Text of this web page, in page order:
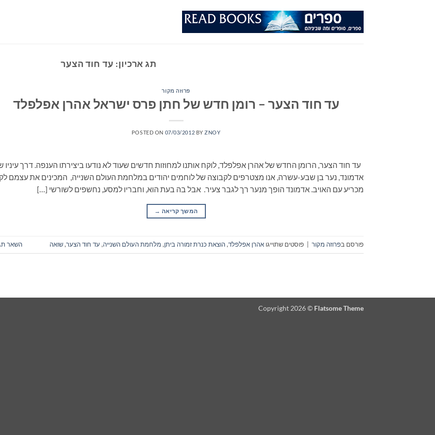
תג ארכיון: עד חוד הצער
פרוזה מקור
עד חוד הצער – רומן חדש של חתן פרס ישראל אהרן אפלפלד
POSTED ON 07/03/2012 BYZNOY
עד חוד הצער, הרומן החדש של אהרן אפלפלד, לוקח אותנו למחוזות חדשים שעוד לא נודעו ביצירתו הענפה. דרך עיניו
אדמונד, נער בן שבע-עשרה, אנו מצטרפים לקבוצה של לוחמים יהודים במלחמת העולם השנייה, המכינים את עצמם
מכריע עם האויב. אדמונד הופך מנער רך לגבר צעיר. אבל בה בעת הוא, וחבריו למסע, נחשפים לשורשי […]
המשך קריאה →
פורסם בפרוזה מקור פוסטים שתוייגו אהרן אפלפלד,הוצאת כנרת זמורה ביתן, מלחמת העולם השנייה, עד חוד הצער,שואה השאר
Copyright 2026 © Flatsome Theme